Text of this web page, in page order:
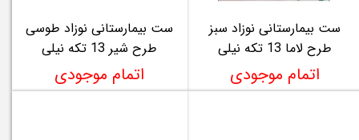
ست بیمارستانی نوزاد سبز
طرح لاما 13 تکه نیلی
اتمام موجودی
ست بیمارستانی نوزاد طوسی
طرح شیر 13 تکه نیلی
اتمام موجودی